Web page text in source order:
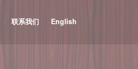
联系我们 English